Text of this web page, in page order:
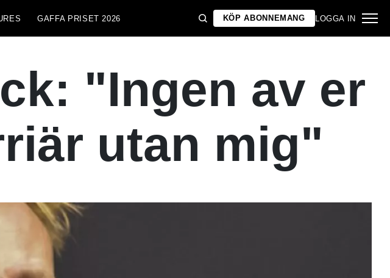
GAFFA PRISET 2026 KÖP ABONNEMANG LOGGA IN
"Ingen av er
utan mig"